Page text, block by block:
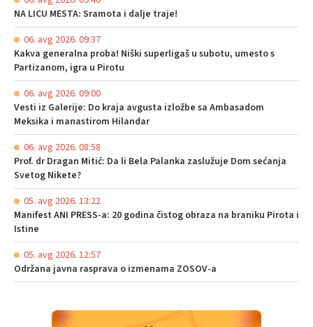
NA LICU MESTA: Sramota i dalje traje!
06. avg 2026. 09:37
Kakva generalna proba! Niški superligaš u subotu, umesto s
Partizanom, igra u Pirotu
06. avg 2026. 09:00
Vesti iz Galerije: Do kraja avgusta izložbe sa Ambasadom
Meksika i manastirom Hilandar
06. avg 2026. 08:58
Prof. dr Dragan Mitić: Da li Bela Palanka zaslužuje Dom sećanja
Svetog Nikete?
05. avg 2026. 13:22
Manifest ANI PRESS-a: 20 godina čistog obraza na braniku Pirota i
Istine
05. avg 2026. 12:57
Održana javna rasprava o izmenama ZOSOV-a